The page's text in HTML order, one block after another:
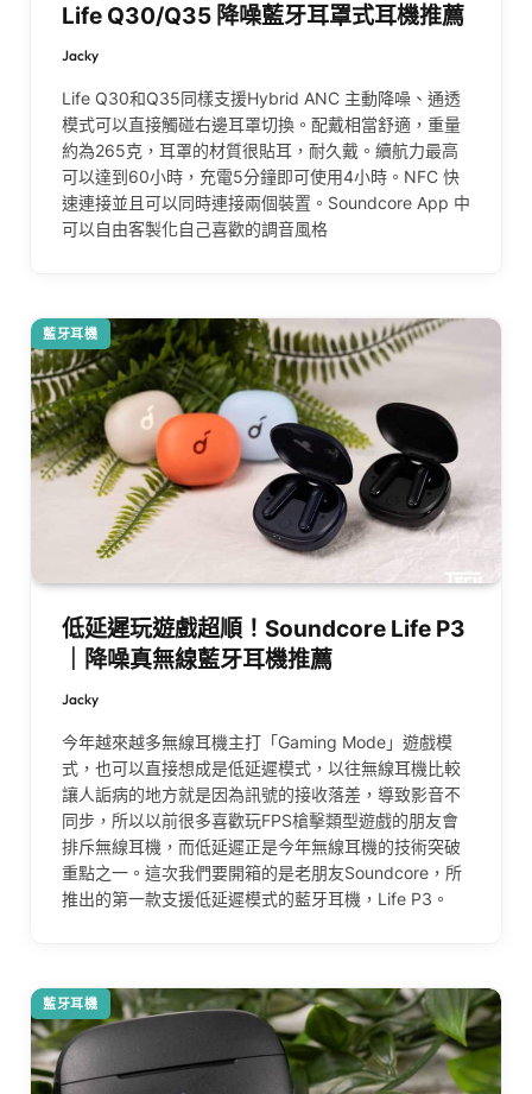
Life Q30/Q35 降噪藍牙耳罩式耳機推薦
Jacky
Life Q30和Q35同樣支援Hybrid ANC 主動降噪、通透
模式可以直接觸碰右邊耳罩切換。配戴相當舒適，重量
約為265克，耳罩的材質很貼耳，耐久戴。續航力最高
可以達到60小時，充電5分鐘即可使用4小時。NFC 快
速連接並且可以同時連接兩個裝置。Soundcore App 中
可以自由客製化自己喜歡的調音風格
藍牙耳機
低延遲玩遊戲超順！Soundcore Life P3
｜降噪真無線藍牙耳機推薦
Jacky
今年越來越多無線耳機主打「Gaming Mode」遊戲模
式，也可以直接想成是低延遲模式，以往無線耳機比較
讓人詬病的地方就是因為訊號的接收落差，導致影音不
同步，所以以前很多喜歡玩FPS槍擊類型遊戲的朋友會
排斥無線耳機，而低延遲正是今年無線耳機的技術突破
重點之一。這次我們要開箱的是老朋友Soundcore，所
推出的第一款支援低延遲模式的藍牙耳機，Life P3。
藍牙耳機